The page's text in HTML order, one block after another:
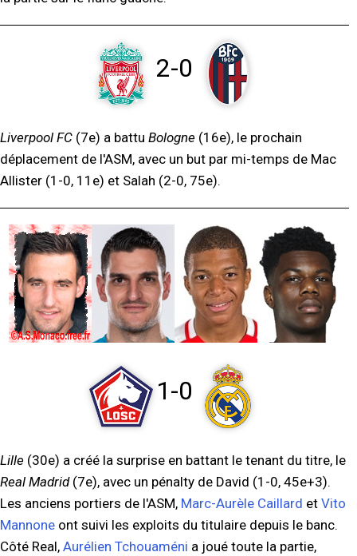
2-0
Liverpool FC (7e) a battu Bologne (16e), le prochain
déplacement de l'ASM, avec un but par mi-temps de Mac
Allister (1-0, 11e) et Salah (2-0, 75e).
1-0
Lille (30e) a créé la surprise en battant le tenant du titre, le
Real Madrid(7e), avec un pénalty de David (1-0, 45e+3).
Les anciens portiers de l'ASM, Marc-Aurèle Caillard et Vito
Mannone ont suivi les exploits du titulaire depuis le banc.
Côté Real, Aurélien Tchouaméni a joué toute la partie,